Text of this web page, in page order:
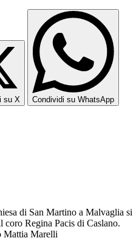
su X Condividi su WhatsApp
di San Martino a Malvaglia si
coro Regina Pacis di Caslano.
Mattia Marelli